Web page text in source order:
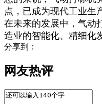
点，已成为现代工业生
在未来的发展中，气动
造业的智能化、精细化
分享到：
网友热评